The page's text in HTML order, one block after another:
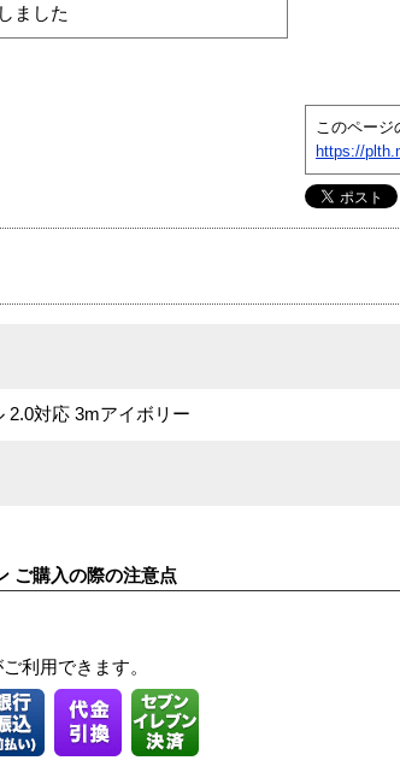
ました
このページ
https://
2.0対応 3mアイボリー
ご購入の際の注意点
利用できます。